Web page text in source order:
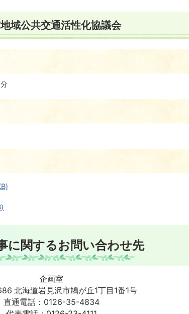
域公共交通活性化協議会
に関するお問い合わせ先
企画室
北海道岩見沢市鳩が丘1丁目1番1号
直通電話：0126-35-4834